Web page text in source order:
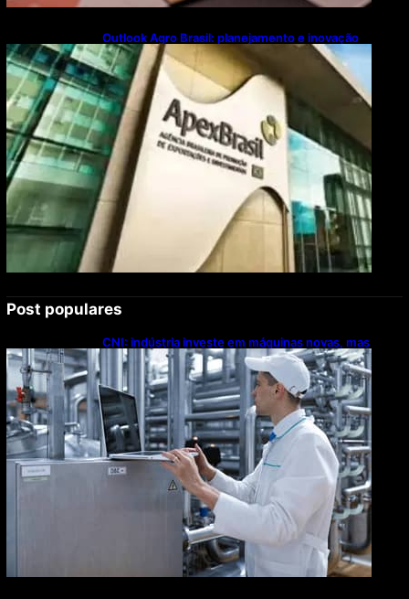
Outlook Agro Brasil: planejamento e inovação
pautam debates sobre futuro do agronegócio
Post populares
CNI: indústria investe em máquinas novas, mas
modernização tecnológica avança lentamente